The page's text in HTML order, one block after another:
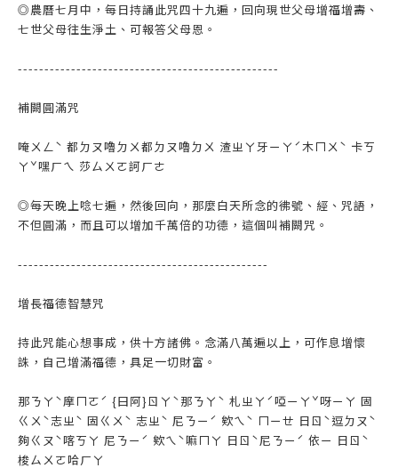
◎農曆七月中，每日持誦此咒四十九遍，回向現世父母增福增壽、
七世父母往生淨土、可報答父母恩。
-------------------------------------------------
補闕圓滿咒
唵ㄨㄥˋ 都ㄉㄡ嚕ㄉㄨ都ㄉㄡ嚕ㄉㄨ 渣ㄓㄚ牙ㄧㄚˊ木ㄇㄨˋ 卡ㄎ
ㄚˇ嘿ㄏㄟ 莎ㄙㄨㄛ訶ㄏㄜ
◎每天晚上唸七遍，然後回向，那麼白天所念的彿號、經、咒語，
不但圓滿，而且可以增加千萬倍的功德，這個叫補闕咒。
-----------------------------------------------
增長福德智慧咒
持此咒能心想事成，供十方諸佛。念滿八萬遍以上，可作息增懷
誅，自己增滿福德，具足一切財富。
那ㄋㄚˋ摩ㄇㄛˊ {曰阿}ㄖㄚˋ那ㄋㄚˋ 札ㄓㄚˊ啞ㄧㄚˇ呀ㄧㄚ 固
ㄍㄨˋ志ㄓˋ 固ㄍㄨˋ 志ㄓˋ 尼ㄋㄧˊ 欸ㄟˋ ㄇㄧㄝ 日ㄖˋ逗ㄉㄡˋ
夠ㄍㄡˋ喀ㄎㄚ 尼ㄋㄧˊ 欸ㄟˋ嘛ㄇㄚ 日ㄖˋ尼ㄋㄧˊ 依ㄧ 日ㄖˋ
梭ㄙㄨㄛ哈ㄏㄚ